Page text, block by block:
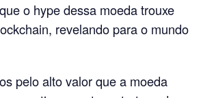
o hype dessa moeda trouxe
revelando para o mundo
pelo alto valor que a moeda